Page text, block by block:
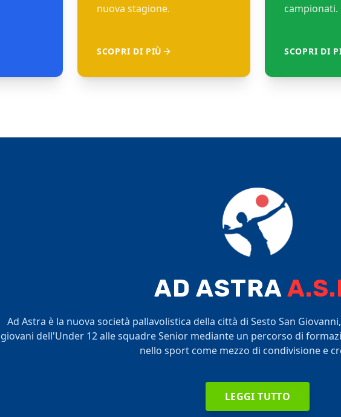
nuova stagione.
SCOPRI DI PIÙ
campionati.
SCOPRI DI
AD ASTRA
Ad Astra è la nuova società pallavolistica della città di Sesto San
giovani dell'Under 12 alle squadre Senior mediante un percorso di
nello sport come mezzo di condivisione e
LEGGI TUTTO